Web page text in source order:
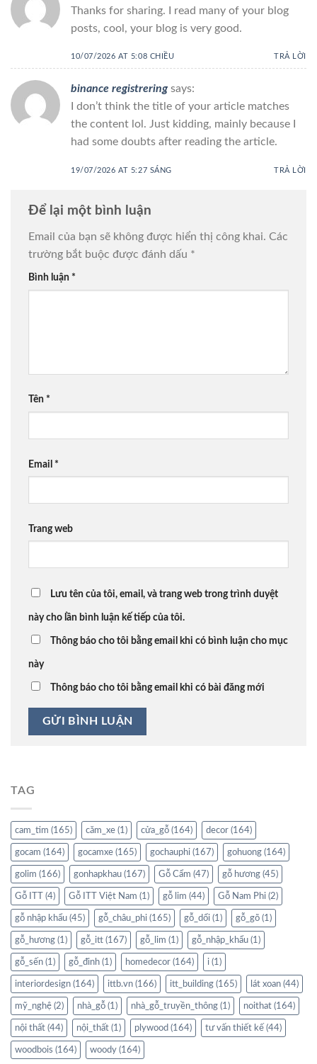
Thanks for sharing. I read many of your blog
posts, cool, your blog is very good.
10/07/2026 AT 5:08 CHIỀU TRẢ LỜI
binance registrering says:
I don’t think the title of your article matches
the content lol. Just kidding, mainly because I
had some doubts after reading the article.
19/07/2026 AT 5:27 SÁNG TRẢ LỜI
Để lại một bình luận
Email của bạn sẽ không được hiển thị công khai. Các
trường bắt buộc được đánh dấu *
Bình luận *
Tên *
Email *
Trang web
Lưu tên của tôi, email, và trang web trong trình duyệt
này cho lần bình luận kế tiếp của tôi.
Thông báo cho tôi bằng email khi có bình luận cho mục
này
Thông báo cho tôi bằng email khi có bài đăng mới
TAG
cam_tim (165) căm_xe (1) cửa_gỗ (164) decor (164)
gocam (164) gocamxe (165) gochauphi (167) gohuong (164)
golim (166) gonhapkhau (167) Gỗ Cẩm (47) gỗ hương (45)
Gỗ ITT (4) Gỗ ITT Việt Nam (1) gỗ lim (44) Gỗ Nam Phi (2)
gỗ nhập khẩu (45) gỗ_châu_phi (165) gỗ_dổi (1) gỗ_gõ (1)
gỗ_hương (1) gỗ_itt (167) gỗ_lim (1) gỗ_nhập_khẩu (1)
gỗ_sến (1) gỗ_đinh (1) homedecor (164) i (1)
interiordesign (164) ittb.vn (166) itt_building (165) lát xoan (44)
mỹ_nghệ (2) nhà_gỗ (1) nhà_gỗ_truyền_thông (1) noithat (164)
nội thất (44) nội_thất (1) plywood (164) tư vấn thiết kế (44)
woodbois (164) woody (164)